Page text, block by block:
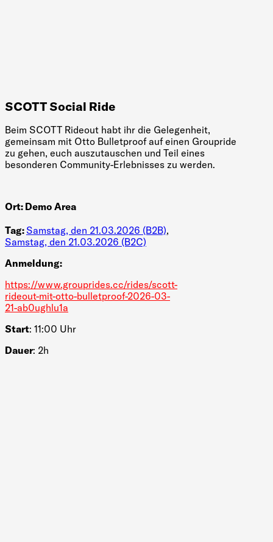
SCOTT Social Ride
Beim SCOTT Rideout habt ihr die Gelegenheit,
gemeinsam mit Otto Bulletproof auf einen Groupride
zu gehen, euch auszutauschen und Teil eines
besonderen Community-Erlebnisses zu werden.
Ort: Demo Area
Tag: Samstag, den 21.03.2026 (B2B),
Samstag, den 21.03.2026 (B2C)
Anmeldung:
https://www.grouprides.cc/rides/scott-
rideout-mit-otto-bulletproof-2026-03-
21-ab0ughlu1a
Start: 11:00 Uhr
Dauer: 2h